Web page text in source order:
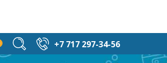
+7 717 297-34-56